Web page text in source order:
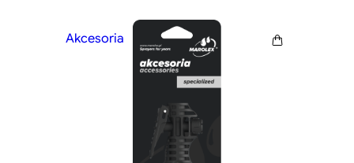
Akcesoria